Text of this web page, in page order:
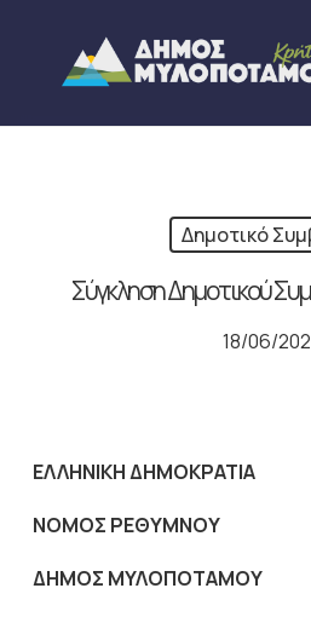
content
Δημοτικό
Σύγκληση Δημοτικού
18/06/
ΕΛΛΗΝΙΚΗ ΔΗΜΟΚΡΑΤΙΑ
NOMOΣ ΡΕΘΥΜΝΟΥ
ΔΗΜΟΣ ΜΥΛΟΠΟΤΑΜΟΥ